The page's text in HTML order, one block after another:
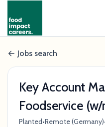
Jobs search
Key Account
Foodservice
Planted•Remote (Germany)